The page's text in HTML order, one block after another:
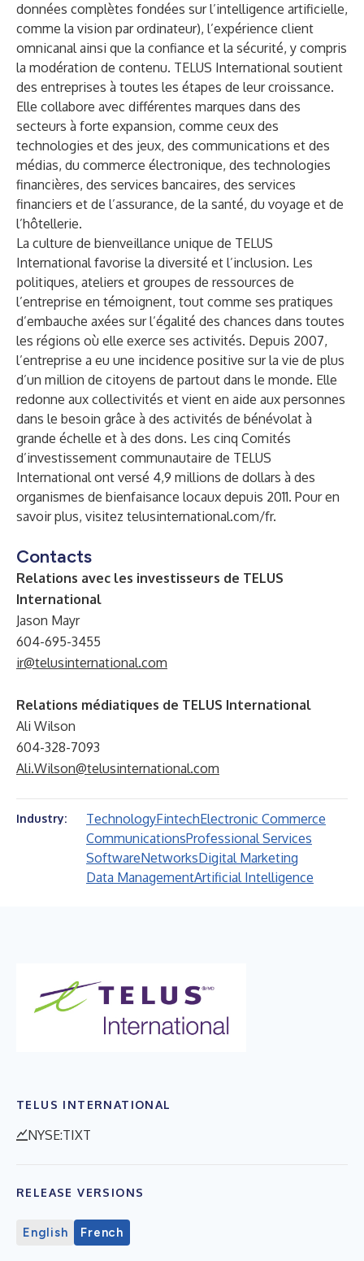
données complètes fondées sur l’intelligence artificielle,
comme la vision par ordinateur), l’expérience client
omnicanal ainsi que la confiance et la sécurité, y compris
la modération de contenu. TELUS International soutient
des entreprises à toutes les étapes de leur croissance.
Elle collabore avec différentes marques dans des
secteurs à forte expansion, comme ceux des
technologies et des jeux, des communications et des
médias, du commerce électronique, des technologies
financières, des services bancaires, des services
financiers et de l’assurance, de la santé, du voyage et de
l’hôtellerie.
La culture de bienveillance unique de TELUS
International favorise la diversité et l’inclusion. Les
politiques, ateliers et groupes de ressources de
l’entreprise en témoignent, tout comme ses pratiques
d’embauche axées sur l’égalité des chances dans toutes
les régions où elle exerce ses activités. Depuis 2007,
l’entreprise a eu une incidence positive sur la vie de plus
d’un million de citoyens de partout dans le monde. Elle
redonne aux collectivités et vient en aide aux personnes
dans le besoin grâce à des activités de bénévolat à
grande échelle et à des dons. Les cinq Comités
d’investissement communautaire de TELUS
International ont versé 4,9 millions de dollars à des
organismes de bienfaisance locaux depuis 2011. Pour en
savoir plus, visitez telusinternational.com/fr.
Contacts
Relations avec les investisseurs de TELUS
International
Jason Mayr
604-695-3455
ir@telusinternational.com
Relations médiatiques de TELUS International
Ali Wilson
604-328-7093
Ali.Wilson@telusinternational.com
Industry: TechnologyFintechElectronic Commerce
CommunicationsProfessional Services
SoftwareNetworksDigital Marketing
Data ManagementArtificial Intelligence
TELUS INTERNATIONAL
NYSE:TIXT
RELEASE VERSIONS
English French